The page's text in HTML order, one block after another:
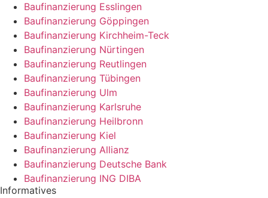
Baufinanzierung Esslingen
Baufinanzierung Göppingen
Baufinanzierung Kirchheim-Teck
Baufinanzierung Nürtingen
Baufinanzierung Reutlingen
Baufinanzierung Tübingen
Baufinanzierung Ulm
Baufinanzierung Karlsruhe
Baufinanzierung Heilbronn
Baufinanzierung Kiel
Baufinanzierung Allianz
Baufinanzierung Deutsche Bank
Baufinanzierung ING DIBA
Informatives